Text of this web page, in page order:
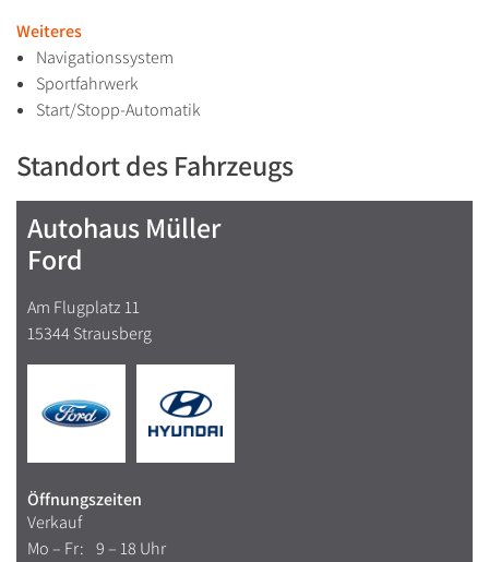
Weiteres
Navigationssystem
Sportfahrwerk
Start/Stopp-Automatik
Standort des Fahrzeugs
Autohaus Müller
Ford
Am Flugplatz 11
15344 Strausberg
Öffnungszeiten
Verkauf
Mo – Fr: 9 – 18 Uhr